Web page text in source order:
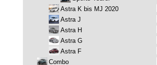
Astra K bis MJ 2020
Astra J
Astra H
Astra G
Astra F
Combo